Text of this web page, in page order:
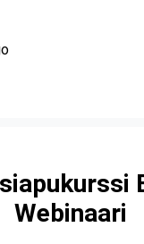
Webinaari